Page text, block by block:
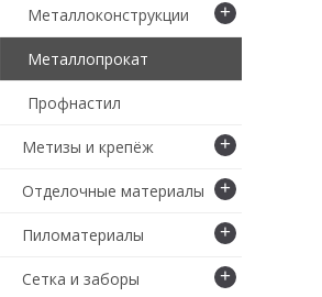
Металлоконструкции +
Металлопрокат
Профнастил
Метизы и крепёж +
Отделочные материалы +
Пиломатериалы +
Сетка и заборы +